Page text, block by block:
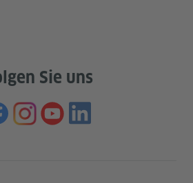
Sie uns